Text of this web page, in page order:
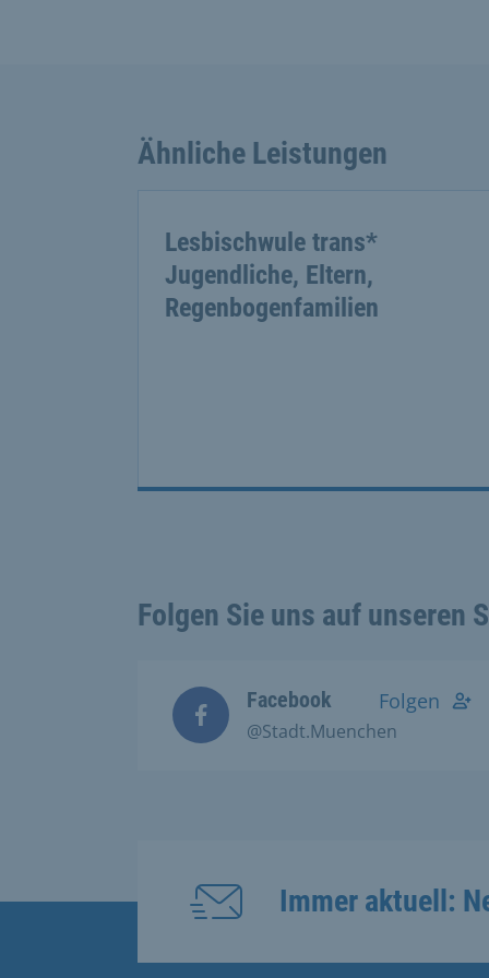
Ähnliche Leistungen
Lesbischwule trans*
Jugendliche, Eltern,
Regenbogenfamilien
Folgen Sie uns auf unseren
Facebook
@Stadt.Muenchen
Folgen
Immer aktuell: